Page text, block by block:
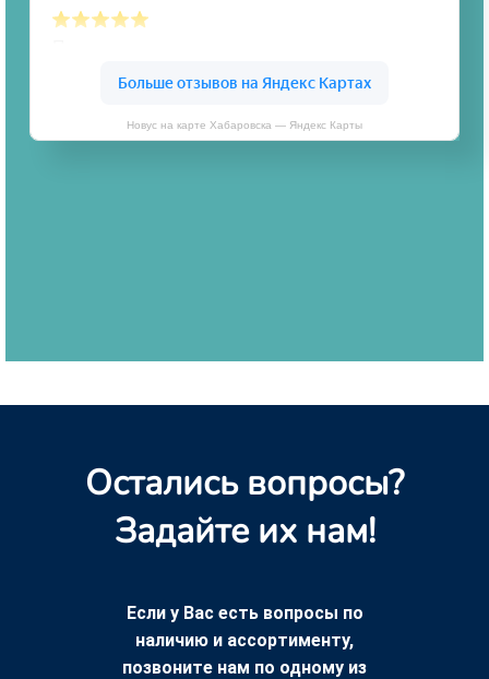
Новус на карте Хабаровска — Яндекс Карты
Остались вопросы?
Задайте их нам!
Если у Вас есть вопросы по
наличию и ассортименту,
позвоните нам по одному из